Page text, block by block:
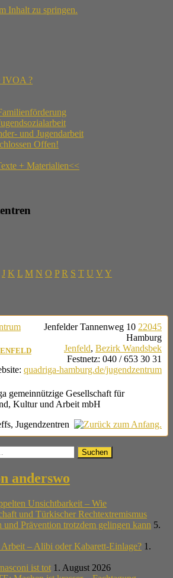
Inhalt zu springen.
IVOA ?
und Jugendarbeit
Offen!
+ Materialien<<
J K L M N O P R S T U V Y
Jenfelder Tannenweg 10 22045
Hamburg
Jenfeld, Bezirk Wandsbek
Festnetz: 040 / 653 30 31
: quadriga-hamburg.de/jugendzentrum
gemeinnützige Gesellschaft für
Kultur und Arbeit mbH
, Jugendzentren
anderswo
Unsichtbarkeit – Wie
und Türkischer Rechtextremismus
und Prävention trotzdem gelingen kann 5.
– Alibi oder Kabarett-Einlage? 1.
ist tot 1. August 2026